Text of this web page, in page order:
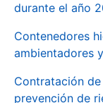
durante el año
Contenedores
ambientadores
Contratación
prevención de